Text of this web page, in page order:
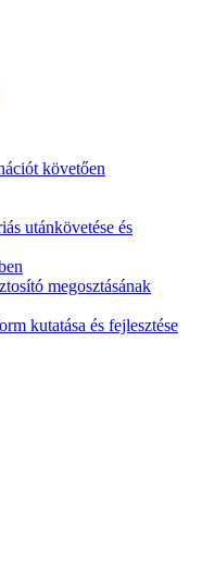
követően
utánkövetése és
megosztásának
kutatása és fejlesztése